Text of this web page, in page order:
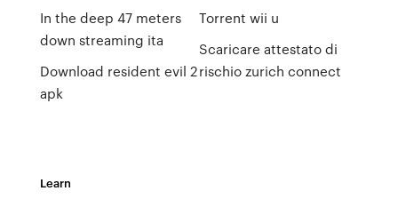
In the deep 47 meters
down streaming ita
Download resident evil 2
apk
Torrent wii u
Scaricare attestato di
rischio zurich connect
Learn